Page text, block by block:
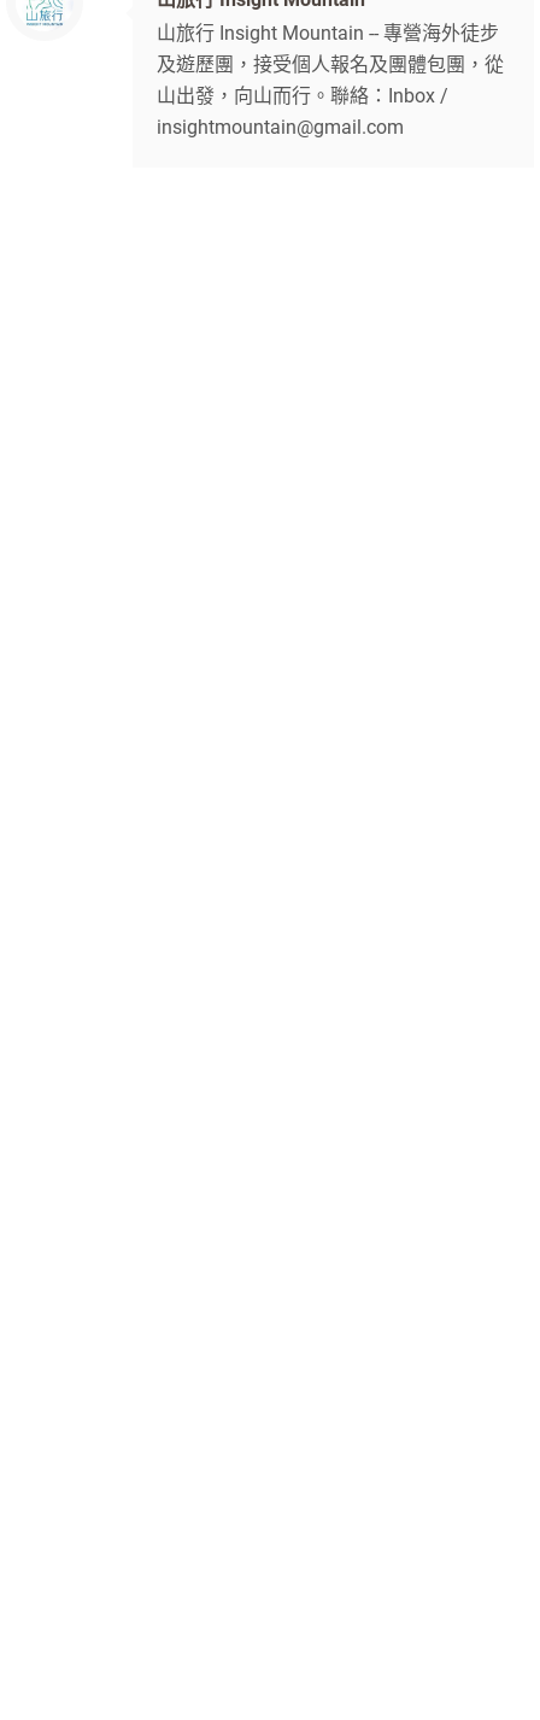
山旅行 Insight Mountain -- 專營海外徒步
及遊歷團，接受個人報名及團體包團，從
山出發，向山而行。聯絡：Inbox /
insightmountain@gmail.com